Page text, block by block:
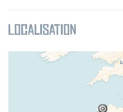
Localisation